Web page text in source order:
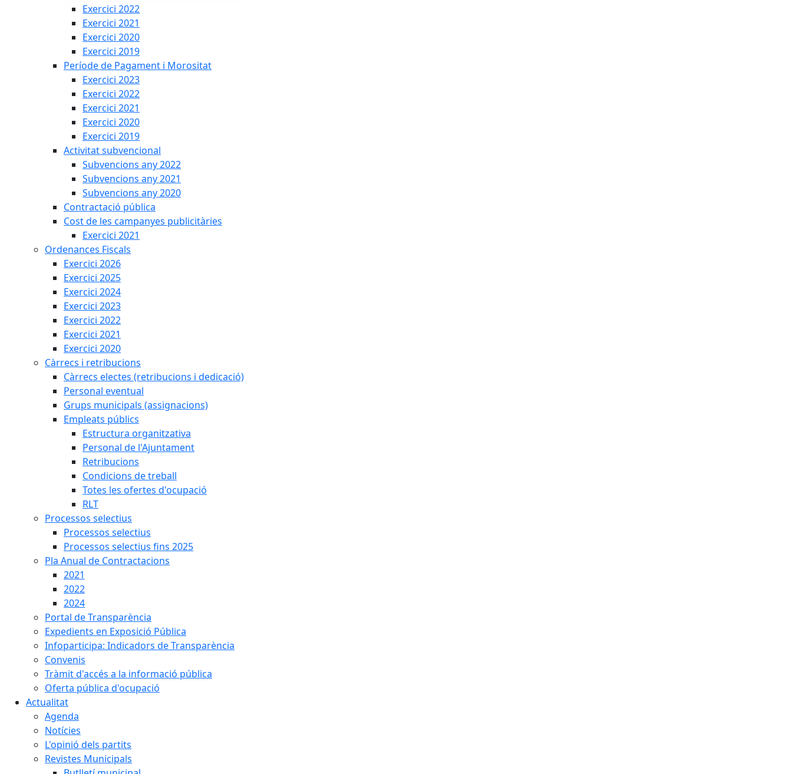
Exercici 2022
Exercici 2021
Exercici 2020
Exercici 2019
Període de Pagament i Morositat
Exercici 2023
Exercici 2022
Exercici 2021
Exercici 2020
Exercici 2019
Activitat subvencional
Subvencions any 2022
Subvencions any 2021
Subvencions any 2020
Contractació pública
Cost de les campanyes publicitàries
Exercici 2021
Ordenances Fiscals
Exercici 2026
Exercici 2025
Exercici 2024
Exercici 2023
Exercici 2022
Exercici 2021
Exercici 2020
Càrrecs i retribucions
Càrrecs electes (retribucions i dedicació)
Personal eventual
Grups municipals (assignacions)
Empleats públics
Estructura organitzativa
Personal de l'Ajuntament
Retribucions
Condicions de treball
Totes les ofertes d'ocupació
RLT
Processos selectius
Processos selectius
Processos selectius fins 2025
Pla Anual de Contractacions
2021
2022
2024
Portal de Transparència
Expedients en Exposició Pública
Infoparticipa: Indicadors de Transparència
Convenis
Tràmit d'accés a la informació pública
Oferta pública d'ocupació
Actualitat
Agenda
Notícies
L'opinió dels partits
Revistes Municipals